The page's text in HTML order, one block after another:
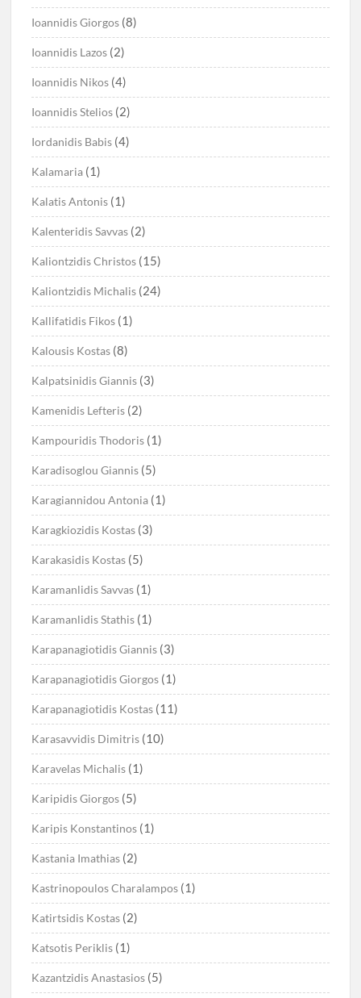
Ioannidis Giorgos (8)
Ioannidis Lazos (2)
Ioannidis Nikos (4)
Ioannidis Stelios (2)
Iordanidis Babis (4)
Kalamaria (1)
Kalatis Antonis (1)
Kalenteridis Savvas (2)
Kaliontzidis Christos (15)
Kaliontzidis Michalis (24)
Kallifatidis Fikos (1)
Kalousis Kostas (8)
Kalpatsinidis Giannis (3)
Kamenidis Lefteris (2)
Kampouridis Thodoris (1)
Karadisoglou Giannis (5)
Karagiannidou Antonia (1)
Karagkiozidis Kostas (3)
Karakasidis Kostas (5)
Karamanlidis Savvas (1)
Karamanlidis Stathis (1)
Karapanagiotidis Giannis (3)
Karapanagiotidis Giorgos (1)
Karapanagiotidis Kostas (11)
Karasavvidis Dimitris (10)
Karavelas Michalis (1)
Karipidis Giorgos (5)
Karipis Konstantinos (1)
Kastania Imathias (2)
Kastrinopoulos Charalampos (1)
Katirtsidis Kostas (2)
Katsotis Periklis (1)
Kazantzidis Anastasios (5)